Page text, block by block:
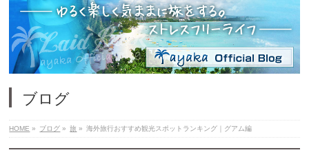
ブログ
HOME » ブログ » 旅 » 海外旅行おすすめ観光スポットランキング｜グアム編